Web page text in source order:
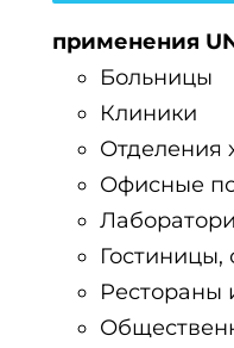
применения
Больницы
Клиники
Отделения
Офисные
Гостиницы,
Рестораны